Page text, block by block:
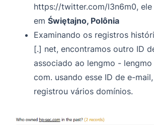
https://twitter.com/l3n6m0,
emŚwiętajno, Polônia
Examinando os registros
[.] net, encontramos outro ID
associado ao lengmo -
com. usando esse ID de e-
registrou vários domínios.